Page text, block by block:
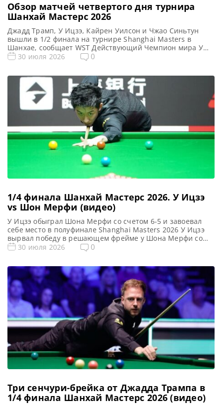
Обзор матчей четвертого дня турнира
Шанхай Мастерс 2026
Джадд Трамп, У Ицзэ, Кайрен Уилсон и Чжао Синьтун
вышли в 1/2 финала на турнире Shanghai Masters в
Шанхае, сообщает WST Действующий Чемпион мира У
Ицзэ одержал напряженную победу со счетом 6-5 над
в полуфинал Шанхай Мастерс 2026. В первом с 2002 […]
30 июля 2026 0
1/4 финала Шанхай Мастерс 2026. У Ицзэ
vs Шон Мерфи (видео)
У Ицзэ обыграл Шона Мерфи со счетом 6-5 и завоевал
себе место в полуфинале Shanghai Masters 2026 У Ицзэ
вырвал победу в решающем фрейме у Шона Мерфи со
счетом 6-5 и вышел в полуфинал Shanghai Masters 2026.
30 июля 2026 0
Три сенчури-брейка от Джадда Трампа в
1/4 финала Шанхай Мастерс 2026 (видео)